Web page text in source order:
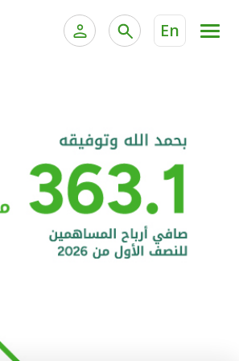
En
الخدمات المصرفية الإلكترونية للشركات
خدمة "بيتك" للتداول الإلكتروني
الحسابات المصرفية
البطاقات
"برامج العملاء"